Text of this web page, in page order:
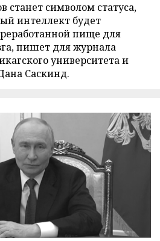
станет символом статуса,
интеллект будет
пище для
пишет для журнала
университета и
Саскинд.